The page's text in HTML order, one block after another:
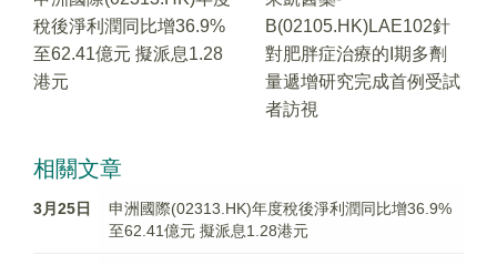
稅後淨利潤同比增36.9%
至62.41億元 擬派息1.28
港元
B(02105.HK)LAE102針
對肥胖症治療的I期多劑
量遞增研究完成首例受試
者訪視
相關文章
3月25日
申洲國際(02313.HK)年度稅後淨利潤同比增36.9%
至62.41億元 擬派息1.28港元